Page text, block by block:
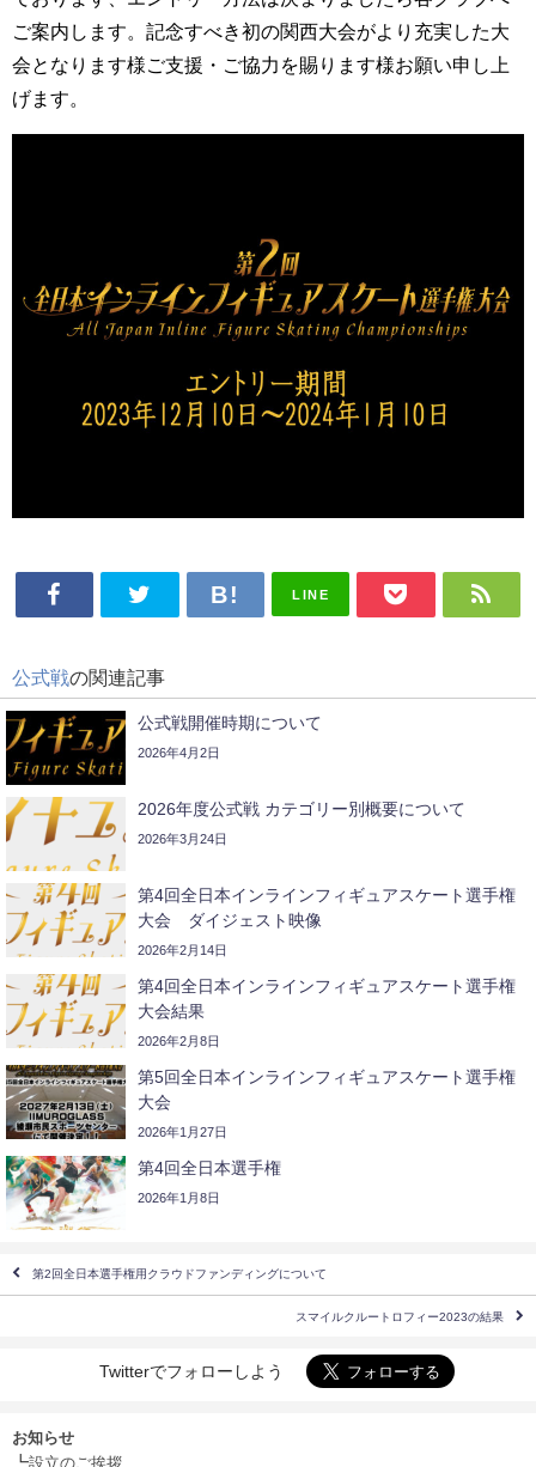
ご案内します。記念すべき初の関西大会がより充実した大
会となります様ご支援・ご協力を賜ります様お願い申し上
げます。
LINE
公式戦の関連記事
公式戦開催時期について
2026年4月2日
2026年度公式戦 カテゴリー別概要について
2026年3月24日
第4回全日本インラインフィギュアスケート選手権
大会 ダイジェスト映像
2026年2月14日
第4回全日本インラインフィギュアスケート選手権
大会結果
2026年2月8日
第5回全日本インラインフィギュアスケート選手権
大会
2026年1月27日
第4回全日本選手権
2026年1月8日
第2回全日本選手権用クラウドファンディングについて
スマイルクルートロフィー2023の結果
Twitterでフォローしよう
お知らせ
┗設立のご挨拶